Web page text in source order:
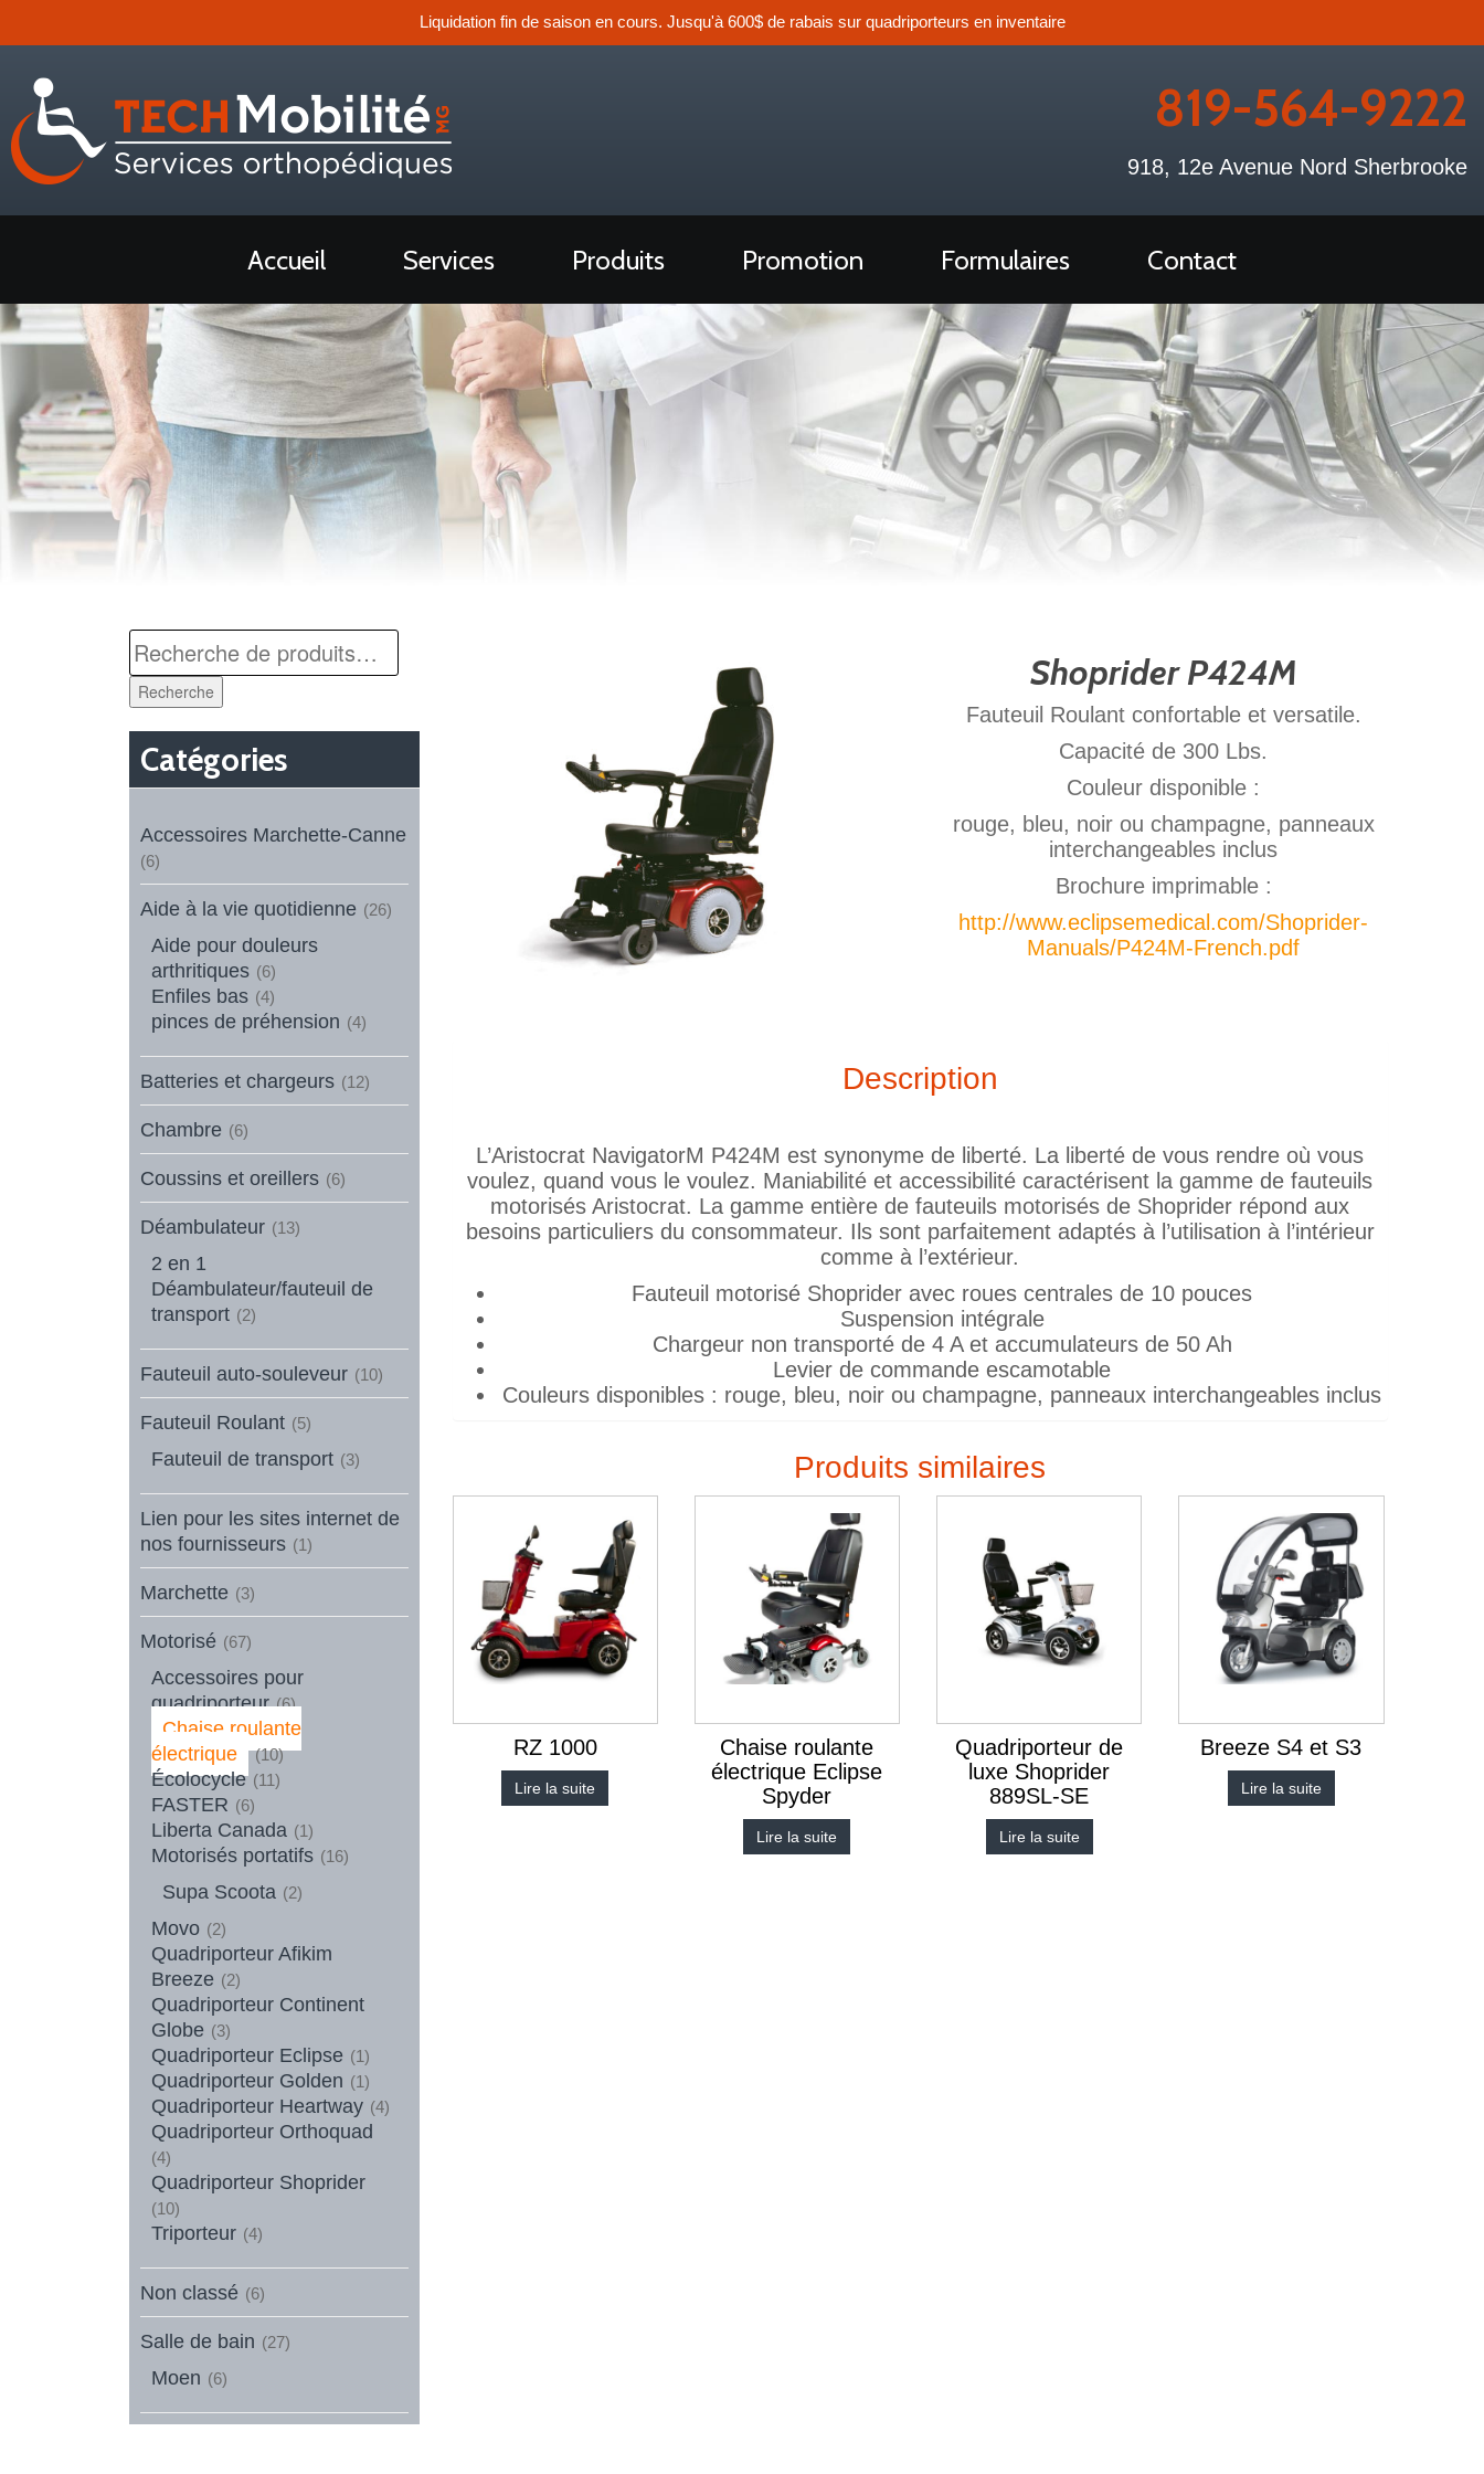
Liquidation fin de saison en cours. Jusqu'à 600$ de rabais sur quadriporteurs en inventaire
819-564-9222
918, 12e Avenue Nord Sherbrooke
Accueil Services Produits Promotion Formulaires Contact
Recherche
Catégories
Accessoires Marchette-Canne
(6)
Aide à la vie quotidienne (26)
Aide pour douleurs
arthritiques (6)
Enfiles bas (4)
pinces de préhension (4)
Batteries et chargeurs (12)
Chambre (6)
Coussins et oreillers (6)
Déambulateur (13)
2 en 1
Déambulateur/fauteuil de
transport (2)
Fauteuil auto-souleveur (10)
Fauteuil Roulant (5)
Fauteuil de transport (3)
Lien pour les sites internet de
nos fournisseurs (1)
Marchette (3)
Motorisé (67)
Accessoires pour
quadriporteur (6)
Chaise roulante
électrique
(10)
Écolocycle (11)
FASTER (6)
Liberta Canada (1)
Motorisés portatifs (16)
Supa Scoota (2)
Movo (2)
Quadriporteur Afikim
Breeze (2)
Quadriporteur Continent
Globe (3)
Quadriporteur Eclipse (1)
Quadriporteur Golden (1)
Quadriporteur Heartway (4)
Quadriporteur Orthoquad
(4)
Quadriporteur Shoprider
(10)
Triporteur (4)
Non classé (6)
Salle de bain (27)
Moen (6)
Shoprider P424M
Fauteuil Roulant confortable et versatile.
Capacité de 300 Lbs.
Couleur disponible :
rouge, bleu, noir ou champagne, panneaux
interchangeables inclus
Brochure imprimable :
http://www.eclipsemedical.com/Shoprider-
Manuals/P424M-French.pdf
Description
L’Aristocrat NavigatorM P424M est synonyme de liberté. La liberté de vous rendre où vous
voulez, quand vous le voulez. Maniabilité et accessibilité caractérisent la gamme de fauteuils
motorisés Aristocrat. La gamme entière de fauteuils motorisés de Shoprider répond aux
besoins particuliers du consommateur. Ils sont parfaitement adaptés à l’utilisation à l’intérieur
comme à l’extérieur.
Fauteuil motorisé Shoprider avec roues centrales de 10 pouces
Suspension intégrale
Chargeur non transporté de 4 A et accumulateurs de 50 Ah
Levier de commande escamotable
Couleurs disponibles : rouge, bleu, noir ou champagne, panneaux interchangeables inclus
Produits similaires
RZ 1000
Lire la suite
Chaise roulante
électrique Eclipse
Spyder
Lire la suite
Quadriporteur de
luxe Shoprider
889SL-SE
Lire la suite
Breeze S4 et S3
Lire la suite